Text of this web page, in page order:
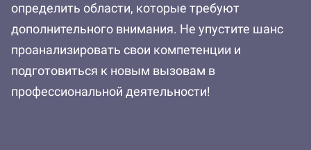
определить области, которые требуют
дополнительного внимания. Не упустите шанс
проанализировать свои компетенции и
подготовиться к новым вызовам в
профессиональной деятельности!